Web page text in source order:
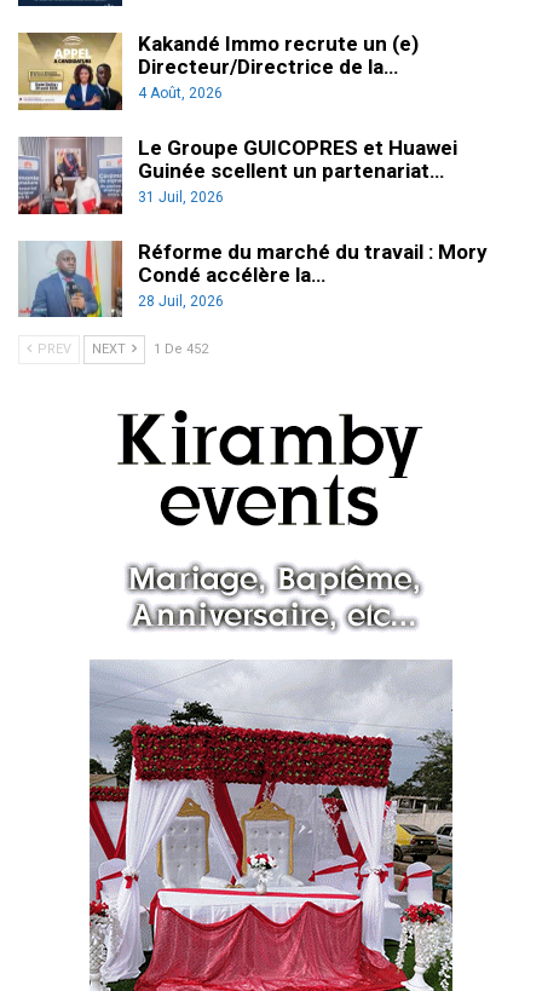
Kakandé Immo recrute un (e)
Directeur/Directrice de la…
4 Août, 2026
Le Groupe GUICOPRES et Huawei
Guinée scellent un partenariat…
31 Juil, 2026
Réforme du marché du travail : Mory
Condé accélère la…
28 Juil, 2026
PREV NEXT 1 De 452